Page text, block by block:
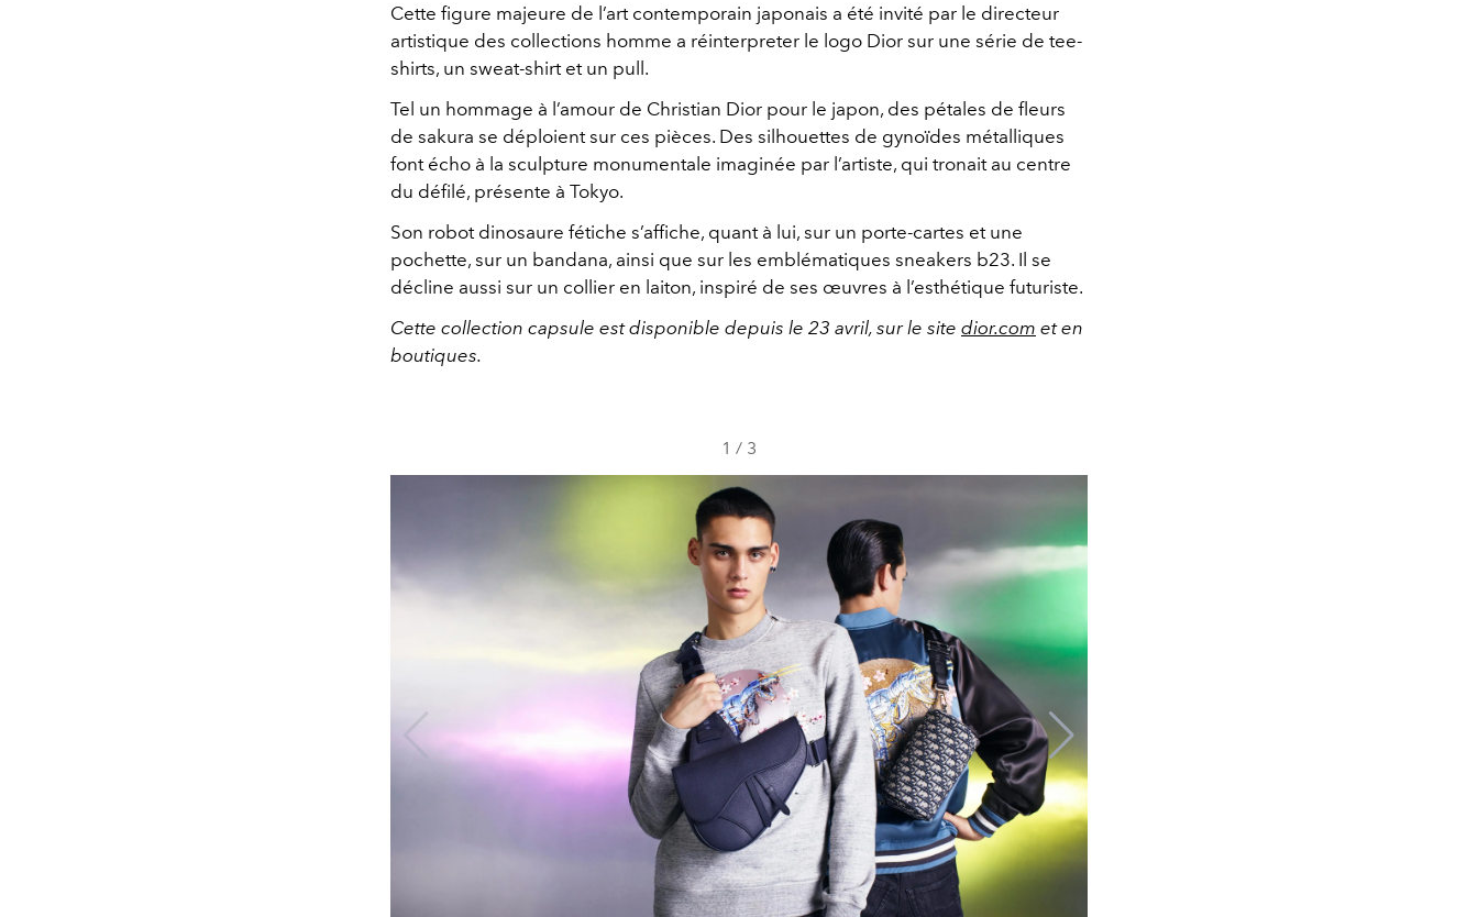
Cette figure majeure de l’art contemporain japonais a été invité par le directeur
artistique des collections homme a réinterpreter le logo Dior sur une série de tee-
shirts, un sweat-shirt et un pull.
Tel un hommage à l’amour de Christian Dior pour le japon, des pétales de fleurs
de sakura se déploient sur ces pièces. Des silhouettes de gynoïdes métalliques
font écho à la sculpture monumentale imaginée par l’artiste, qui tronait au centre
du défilé, présente à Tokyo.
Son robot dinosaure fétiche s’affiche, quant à lui, sur un porte-cartes et une
pochette, sur un bandana, ainsi que sur les emblématiques sneakers b23. Il se
décline aussi sur un collier en laiton, inspiré de ses œuvres à l’esthétique futuriste.
Cette collection capsule est disponible depuis le 23 avril, sur le site dior.com et en
boutiques.
1 / 3